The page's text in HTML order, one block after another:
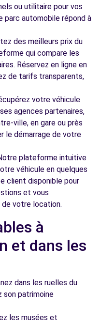
ou utilitaire pour vos
parc automobile répond à
des meilleurs prix du
qui compare les
Réservez en ligne en
de tarifs transparents,
votre véhicule
agences partenaires,
ville, en gare ou près
le démarrage de votre
plateforme intuitive
véhicule en quelques
client disponible pour
et vous
votre location.
à
et dans les
dans les ruelles du
patrimoine
les musées et